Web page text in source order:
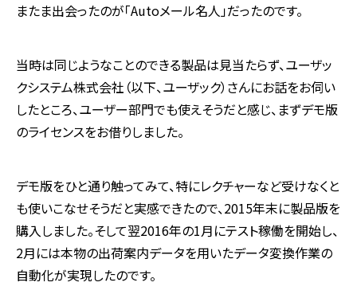
またま出会ったのが「Autoメール名人」だったのです。
当時は同じようなことのできる製品は見当たらず、ユーザッ
クシステム株式会社（以下、ユーザック）さんにお話をお伺い
したところ、ユーザー部門でも使えそうだと感じ、まずデモ版
のライセンスをお借りしました。
デモ版をひと通り触ってみて、特にレクチャーなど受けなくと
も使いこなせそうだと実感できたので、2015年末に製品版を
購入しました。そして翌2016年の1月にテスト稼働を開始し、
2月には本物の出荷案内データを用いたデータ変換作業の
自動化が実現したのです。